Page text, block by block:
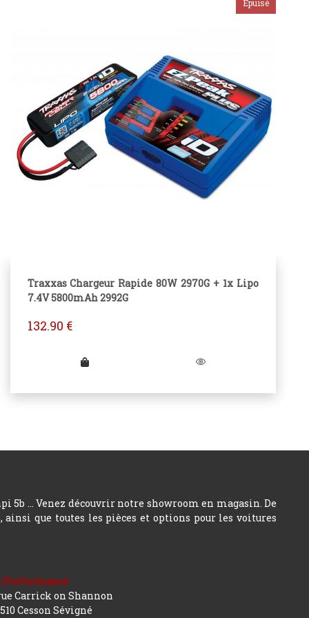
Traxxas Chargeur Rapide 80W 2970G + 1x Lipo
7.4V 5800mAh 2992G
132.90 €
5b ... Venez découvrir notre showroom en magasin. De
ainsi que toutes les pièces et options pour les voitures
Performance
Carrick on Shannon
Cesson Sévigné